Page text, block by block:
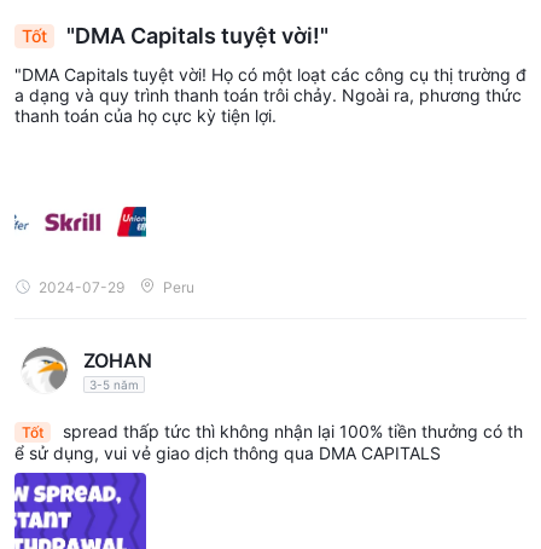
Tốt "DMA Capitals tuyệt vời!"
"DMA Capitals tuyệt vời! Họ có một loạt các công cụ thị trường đ
a dạng và quy trình thanh toán trôi chảy. Ngoài ra, phương thức
thanh toán của họ cực kỳ tiện lợi.
2024-07-29 Peru
ZOHAN
3-5 năm
Tốt
spread thấp tức thì không nhận lại 100% tiền thưởng có th
ể sử dụng, vui vẻ giao dịch thông qua DMA CAPITALS